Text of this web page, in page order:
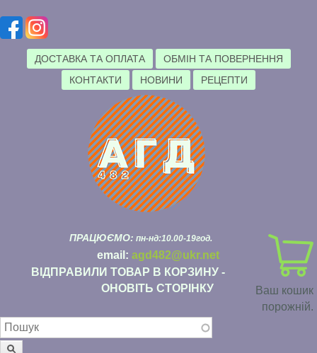
ДОСТАВКА ТА ОПЛАТА
ОБМІН ТА ПОВЕРНЕННЯ
КОНТАКТИ
НОВИНИ РЕЦЕПТИ
Ваш кошик
порожній.
ПРАЦЮЄМО: пн-нд:10.00-19год.
email: agd482@ukr.net
ВІДПРАВИЛИ ТОВАР В КОРЗИНУ -
ОНОВІТЬ СТОРІНКУ
Пошукова форма